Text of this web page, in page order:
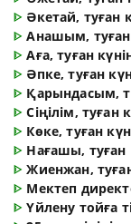
ᐈ Әкетай, туған
ᐈАнашым, туған
ᐈАға, туған
ᐈ Әпке, туған
ᐈ Қарындасым,
ᐈСіңілім, туған
ᐈ Көке, туған
ᐈ Нағашы, туған
ᐈЖиенжан,
ᐈ Мектеп
ᐈҮйлену тойға